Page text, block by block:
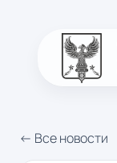
← Все новости